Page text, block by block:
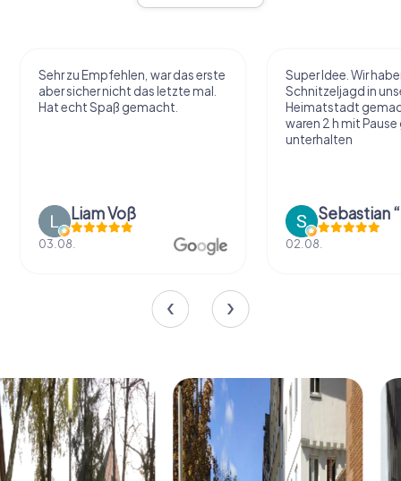
Sehr zu Empfehlen, war das erste
aber sicher nicht das letzte mal.
Hat echt Spaß gemacht.
Liam Voß
03.08.
Super Idee. Wir
Schnitzeljagd in
Heimatstadt
waren 2 h mit
unterhalten
02.08.